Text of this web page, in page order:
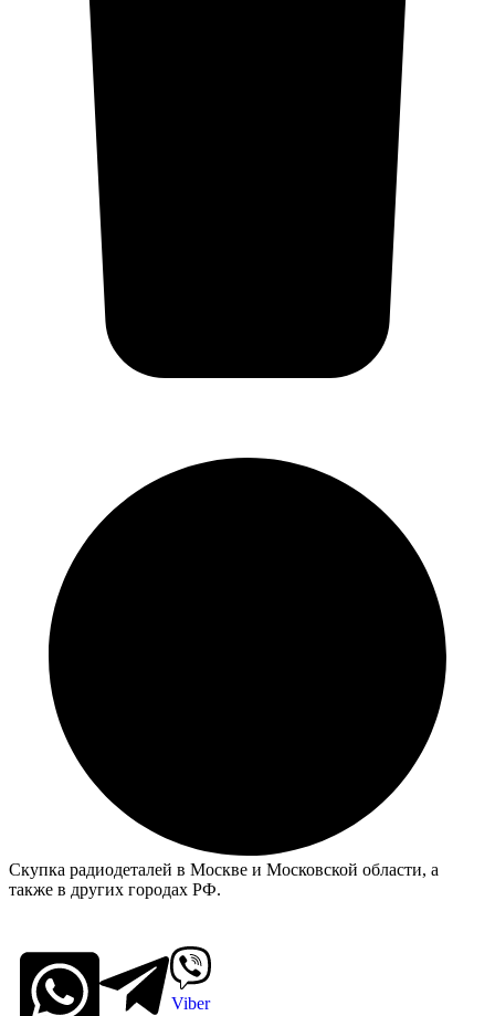
Скупка радиодеталей в Москве и Московской области, а
также в других городах РФ.
Viber